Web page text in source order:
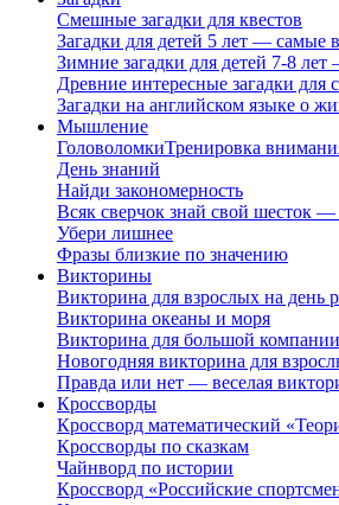
Смешные загадки для квестов
Загадки для детей 5 лет — самые
Зимние загадки для детей 7-8 лет
Древние интересные загадки для
Загадки на английском языке о
Мышление
ГоловоломкиТренировка
День знаний
Найди закономерность
Всяк сверчок знай свой шесток —
Убери лишнее
Фразы близкие по значению
Викторины
Викторина для взрослых на день
Викторина океаны и моря
Викторина для большой
Новогодняя викторина для
Правда или нет — веселая
Кроссворды
Кроссворд математический
Кроссворды по сказкам
Чайнворд по истории
Кроссворд «Российские